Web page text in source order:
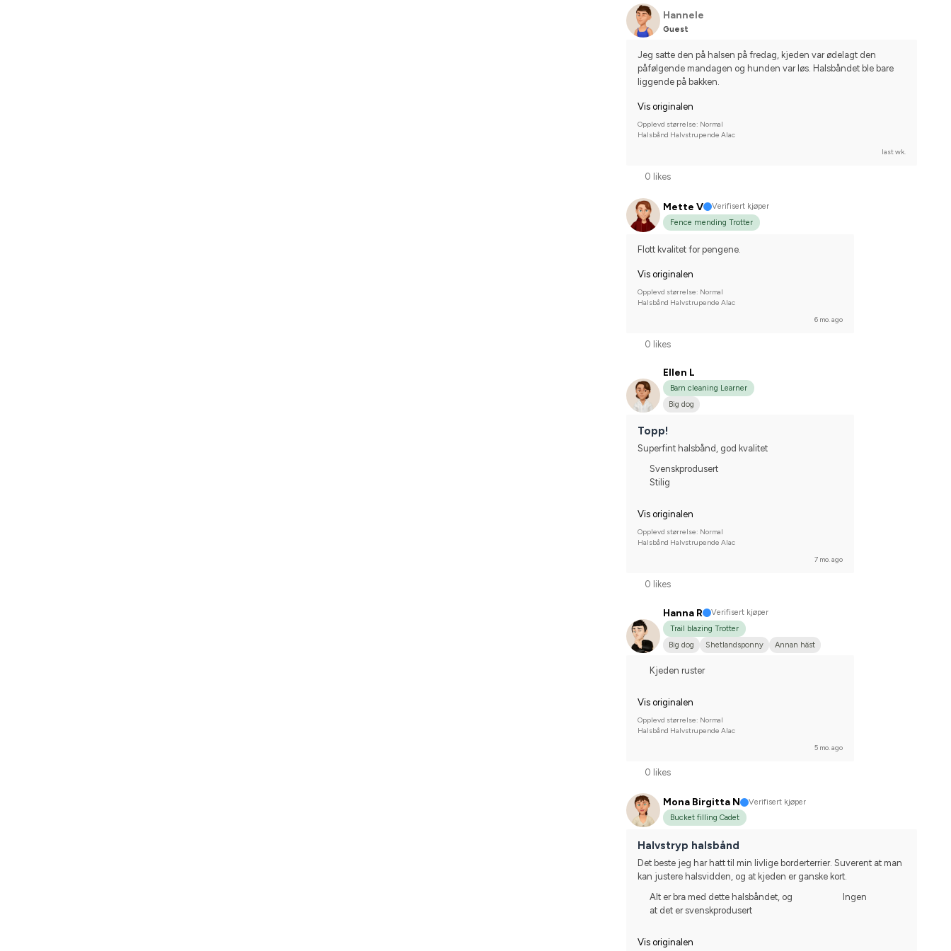
Hannele
Guest
Jeg satte den på halsen på fredag, kjeden var ødelagt den
påfølgende mandagen og hunden var løs. Halsbåndet ble bare
liggende på bakken.
Vis originalen
Opplevd størrelse: Normal
Halsbånd Halvstrupende Alac
last wk.
0 likes
Mette V
Verifisert kjøper
Fence mending Trotter
Flott kvalitet for pengene.
Vis originalen
Opplevd størrelse: Normal
Halsbånd Halvstrupende Alac
6 mo. ago
0 likes
Ellen L
Barn cleaning Learner
Big dog
Topp!
Superfint halsbånd, god kvalitet
Svenskprodusert
Stilig
Vis originalen
Opplevd størrelse: Normal
Halsbånd Halvstrupende Alac
7 mo. ago
0 likes
Hanna R
Verifisert kjøper
Trail blazing Trotter
Big dog
Shetlandsponny Annan häst
Kjeden ruster
Vis originalen
Opplevd størrelse: Normal
Halsbånd Halvstrupende Alac
5 mo. ago
0 likes
Mona Birgitta N
Verifisert kjøper
Bucket filling Cadet
Halvstryp halsbånd
Det beste jeg har hatt til min livlige borderterrier. Suverent at man
kan justere halsvidden, og at kjeden er ganske kort.
Alt er bra med dette halsbåndet, og
at det er svenskprodusert
Ingen
Vis originalen